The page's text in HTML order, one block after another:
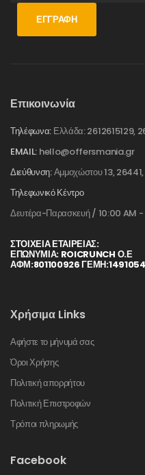
ΕΓΓΡΑΦΉ
Επικοινωνία
Τηλέφωνα: Ελλάδα: 2612615129,
EMAIL: hello@offersmania.gr
Διεύθυνση:Αμμοχώστου 13,
Τηλεφωνικό Κέντρο
Δευτέρα-Παρασκευή / 10:00 AM -
ΣΤΟΙΧΕΊΑ ΕΤΑΙΡΕΊΑΣ:
ΕΠΩΝΥΜΙΑ: ROICRUNCH Ο.Ε
ΑΦΜ:801100926
Χρήσιμα Links
Αφήστε το μήνυμά σας
Όροι Χρήσης
Πολιτική απορρήτου
Πολιτική Επιστροφών
Τρόποι πληρωμής
Facebook